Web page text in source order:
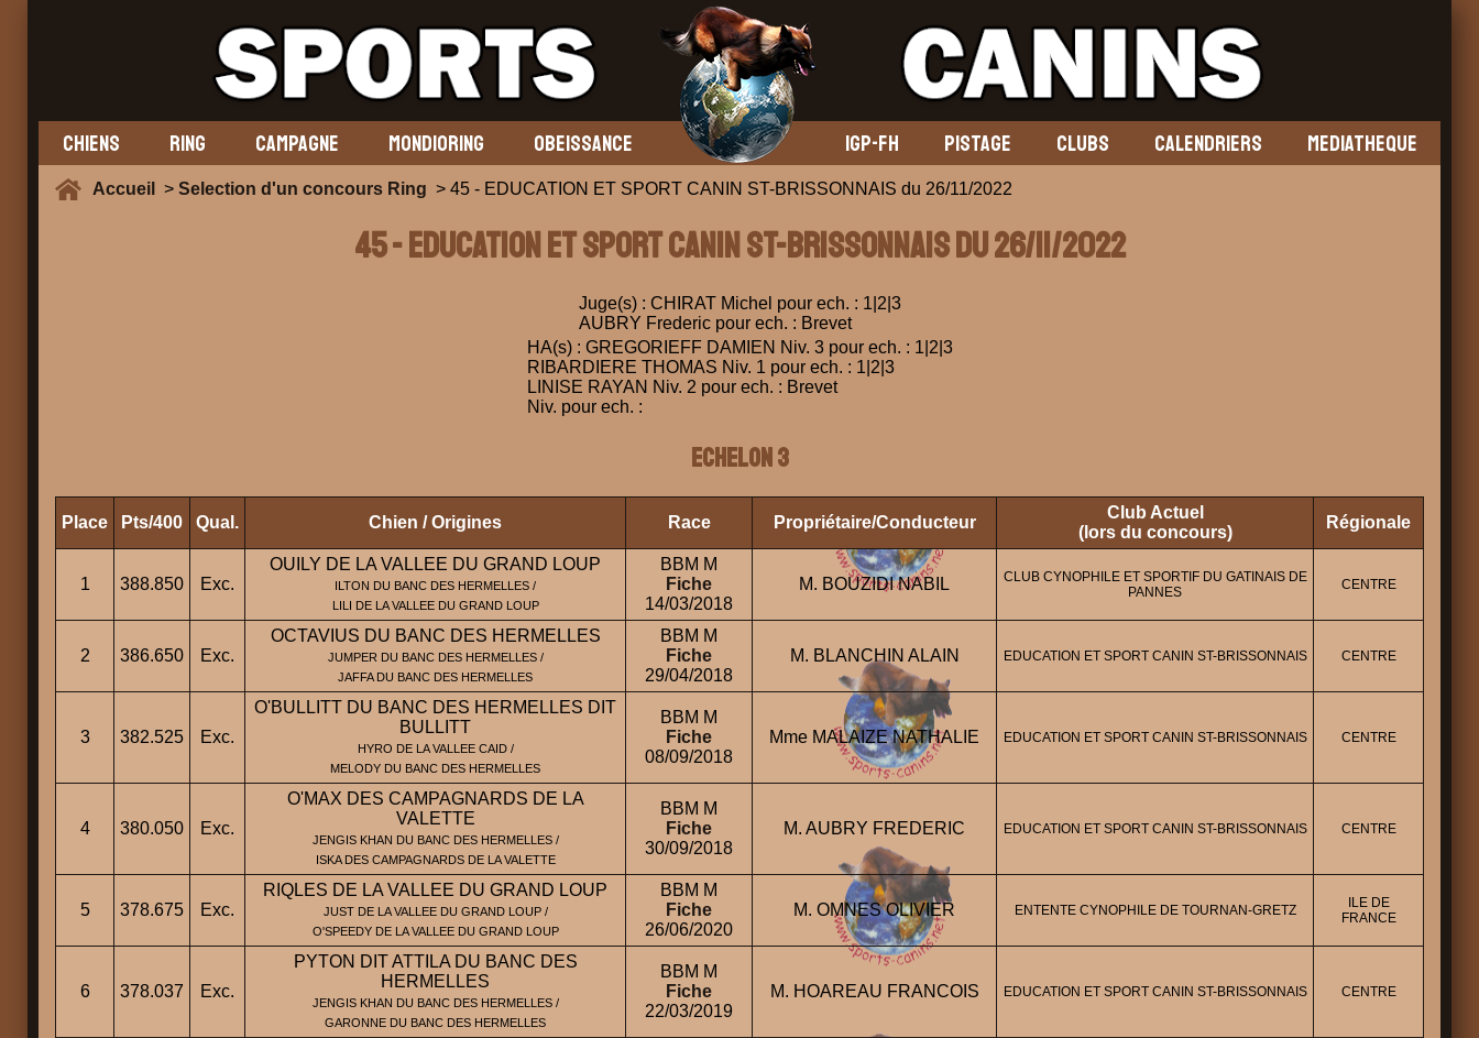
CHIENS RING CAMPAGNE MONDIORING OBEISSANCE IGP-FH PISTAGE CLUBS CALENDRIERS MEDIATHEQUE
Accueil > Selection d'un concours Ring > 45 - EDUCATION ET SPORT CANIN ST-BRISSONNAIS du 26/11/2022
45 - EDUCATION ET SPORT CANIN ST-BRISSONNAIS du 26/11/2022
Juge(s) : CHIRAT Michel pour ech. : 1|2|3
AUBRY Frederic pour ech. : Brevet
HA(s) : GREGORIEFF DAMIEN Niv. 3 pour ech. : 1|2|3
RIBARDIERE THOMAS Niv. 1 pour ech. : 1|2|3
LINISE RAYAN Niv. 2 pour ech. : Brevet
Niv. pour ech. :
ECHELON 3
Place Pts/400 Qual. Chien / Origines Race Propriétaire/Conducteur
Club Actuel
(lors du concours)
Régionale
1 388.850 Exc.
OUILY DE LA VALLEE DU GRAND LOUP
ILTON DU BANC DES HERMELLES /
LILI DE LA VALLEE DU GRAND LOUP
BBM M
Fiche
14/03/2018
M. BOUZIDI NABIL
CLUB CYNOPHILE ET SPORTIF DU GATINAIS DE
PANNES
CENTRE
2 386.650 Exc.
OCTAVIUS DU BANC DES HERMELLES
JUMPER DU BANC DES HERMELLES /
JAFFA DU BANC DES HERMELLES
BBM M
Fiche
29/04/2018
M. BLANCHIN ALAIN EDUCATION ET SPORT CANIN ST-BRISSONNAIS CENTRE
3 382.525 Exc.
O'BULLITT DU BANC DES HERMELLES DIT
BULLITT
HYRO DE LA VALLEE CAID /
MELODY DU BANC DES HERMELLES
BBM M
Fiche
08/09/2018
Mme MALAIZE NATHALIE EDUCATION ET SPORT CANIN ST-BRISSONNAIS CENTRE
4 380.050 Exc.
O'MAX DES CAMPAGNARDS DE LA
VALETTE
JENGIS KHAN DU BANC DES HERMELLES /
ISKA DES CAMPAGNARDS DE LA VALETTE
BBM M
Fiche
30/09/2018
M. AUBRY FREDERIC EDUCATION ET SPORT CANIN ST-BRISSONNAIS CENTRE
5 378.675 Exc.
RIQLES DE LA VALLEE DU GRAND LOUP
JUST DE LA VALLEE DU GRAND LOUP /
O'SPEEDY DE LA VALLEE DU GRAND LOUP
BBM M
Fiche
26/06/2020
M. OMNES OLIVIER ENTENTE CYNOPHILE DE TOURNAN-GRETZ
ILE DE
FRANCE
6 378.037 Exc.
PYTON DIT ATTILA DU BANC DES
HERMELLES
JENGIS KHAN DU BANC DES HERMELLES /
GARONNE DU BANC DES HERMELLES
BBM M
Fiche
22/03/2019
M. HOAREAU FRANCOIS EDUCATION ET SPORT CANIN ST-BRISSONNAIS CENTRE